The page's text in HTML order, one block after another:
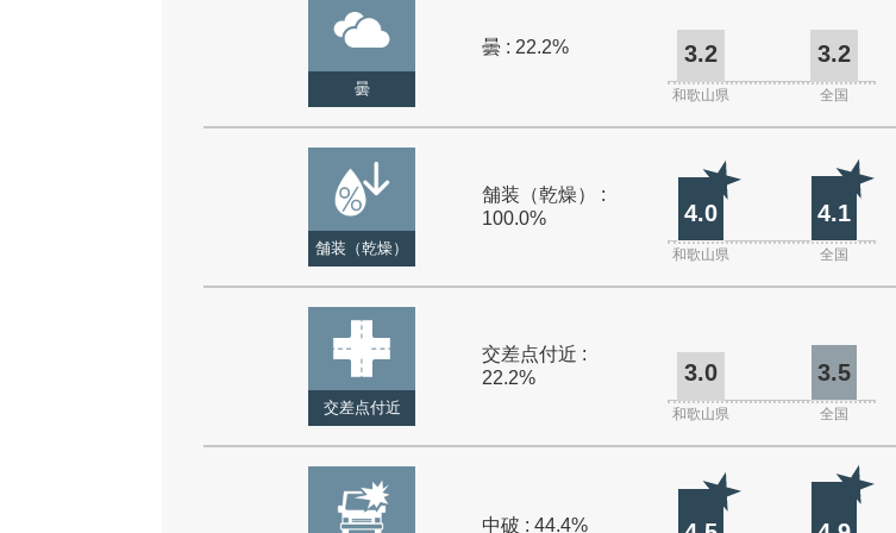
曇
曇 : 22.2% 3.2 3.2
和歌山県 全国
舗装（乾燥）
舗装（乾燥） :
100.0%
4.0 4.1
和歌山県 全国
交差点付近
交差点付近 :
22.2%
3.0 3.5
和歌山県 全国
中破 : 44.4%